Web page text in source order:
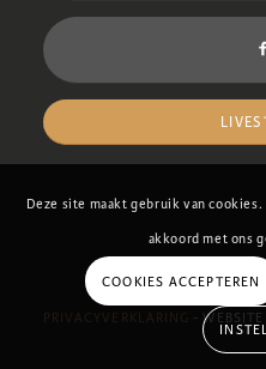
PRIVACYVERKLARING - WEBSITE
Deze site maakt gebruik van
akkoord met ons
COOKIES ACCEPTEREN